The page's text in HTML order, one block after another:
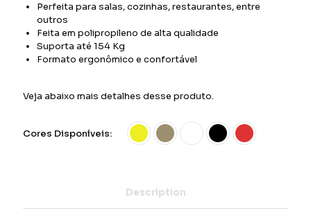
Perfeita para salas, cozinhas, restaurantes, entre
outros
Feita em polipropileno de alta qualidade
Suporta até 154 Kg
Formato ergonômico e confortável
Veja abaixo mais detalhes desse produto.
Cores Disponíveis:
Description